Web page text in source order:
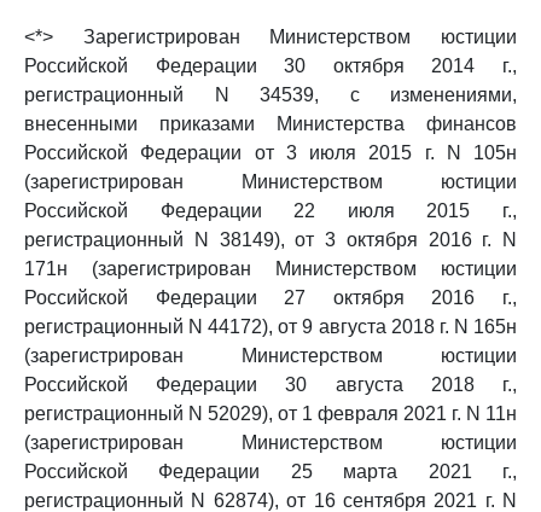
<*> Зарегистрирован Министерством юстиции
Российской Федерации 30 октября 2014 г.,
регистрационный N 34539, с изменениями,
внесенными приказами Министерства финансов
Российской Федерации от 3 июля 2015 г. N 105н
(зарегистрирован Министерством юстиции
Российской Федерации 22 июля 2015 г.,
регистрационный N 38149), от 3 октября 2016 г. N
171н (зарегистрирован Министерством юстиции
Российской Федерации 27 октября 2016 г.,
регистрационный N 44172), от 9 августа 2018 г. N 165н
(зарегистрирован Министерством юстиции
Российской Федерации 30 августа 2018 г.,
регистрационный N 52029), от 1 февраля 2021 г. N 11н
(зарегистрирован Министерством юстиции
Российской Федерации 25 марта 2021 г.,
регистрационный N 62874), от 16 сентября 2021 г. N